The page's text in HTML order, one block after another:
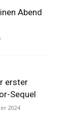
Abend
erster
Sequel
2024